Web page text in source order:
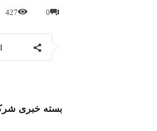
0
427
بسته خبری